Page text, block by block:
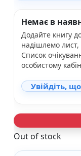
Немає в
Додайте книгу
надішлемо лист,
Список
особистому
Увійдіть,
Out of stock